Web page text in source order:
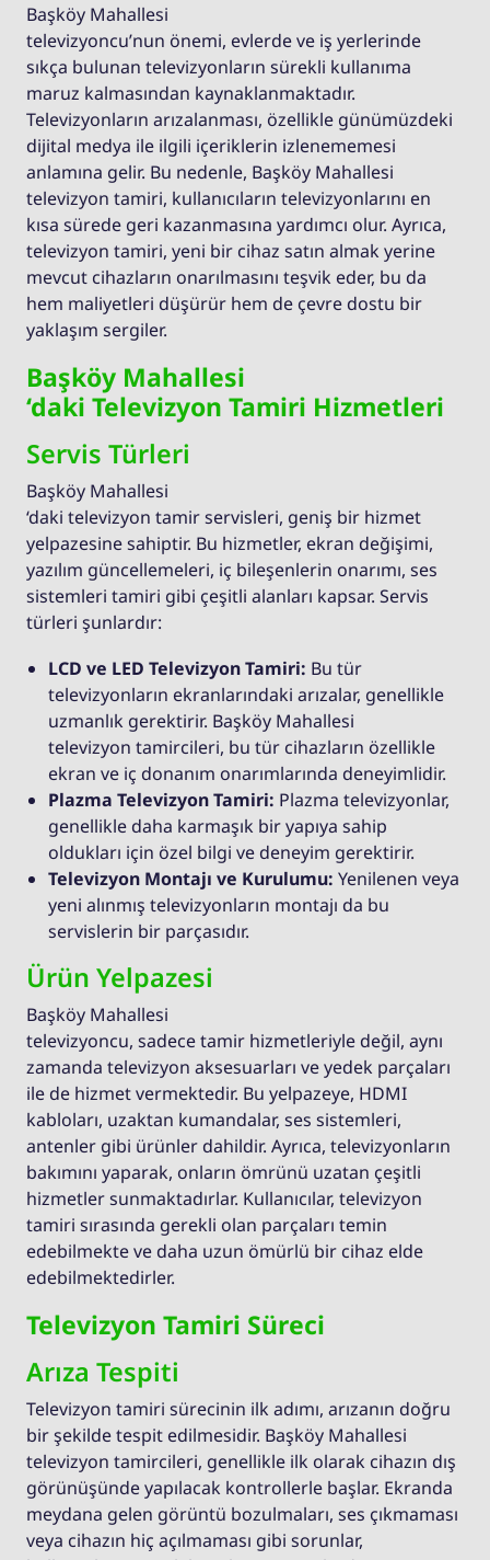
Başköy Mahallesi
televizyoncu’nun önemi, evlerde ve iş yerlerinde
sıkça bulunan televizyonların sürekli kullanıma
maruz kalmasından kaynaklanmaktadır.
Televizyonların arızalanması, özellikle günümüzdeki
dijital medya ile ilgili içeriklerin izlenememesi
anlamına gelir. Bu nedenle, Başköy Mahallesi
televizyon tamiri, kullanıcıların televizyonlarını en
kısa sürede geri kazanmasına yardımcı olur. Ayrıca,
televizyon tamiri, yeni bir cihaz satın almak yerine
mevcut cihazların onarılmasını teşvik eder, bu da
hem maliyetleri düşürür hem de çevre dostu bir
yaklaşım sergiler.
Başköy Mahallesi
‘daki Televizyon Tamiri Hizmetleri
Servis Türleri
Başköy Mahallesi
‘daki televizyon tamir servisleri, geniş bir hizmet
yelpazesine sahiptir. Bu hizmetler, ekran değişimi,
yazılım güncellemeleri, iç bileşenlerin onarımı, ses
sistemleri tamiri gibi çeşitli alanları kapsar. Servis
türleri şunlardır:
LCD ve LED Televizyon Tamiri: Bu tür
televizyonların ekranlarındaki arızalar, genellikle
uzmanlık gerektirir. Başköy Mahallesi
televizyon tamircileri, bu tür cihazların özellikle
ekran ve iç donanım onarımlarında deneyimlidir.
Plazma Televizyon Tamiri: Plazma televizyonlar,
genellikle daha karmaşık bir yapıya sahip
oldukları için özel bilgi ve deneyim gerektirir.
Televizyon Montajı ve Kurulumu: Yenilenen veya
yeni alınmış televizyonların montajı da bu
servislerin bir parçasıdır.
Ürün Yelpazesi
Başköy Mahallesi
televizyoncu, sadece tamir hizmetleriyle değil, aynı
zamanda televizyon aksesuarları ve yedek parçaları
ile de hizmet vermektedir. Bu yelpazeye, HDMI
kabloları, uzaktan kumandalar, ses sistemleri,
antenler gibi ürünler dahildir. Ayrıca, televizyonların
bakımını yaparak, onların ömrünü uzatan çeşitli
hizmetler sunmaktadırlar. Kullanıcılar, televizyon
tamiri sırasında gerekli olan parçaları temin
edebilmekte ve daha uzun ömürlü bir cihaz elde
edebilmektedirler.
Televizyon Tamiri Süreci
Arıza Tespiti
Televizyon tamiri sürecinin ilk adımı, arızanın doğru
bir şekilde tespit edilmesidir. Başköy Mahallesi
televizyon tamircileri, genellikle ilk olarak cihazın dış
görünüşünde yapılacak kontrollerle başlar. Ekranda
meydana gelen görüntü bozulmaları, ses çıkmaması
veya cihazın hiç açılmaması gibi sorunlar,